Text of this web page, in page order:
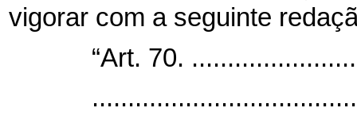
vigorar com a seguinte
“Art. 70.